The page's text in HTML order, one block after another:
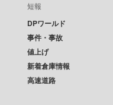
短報
DPワールド
事件・事故
値上げ
新着倉庫情報
高速道路